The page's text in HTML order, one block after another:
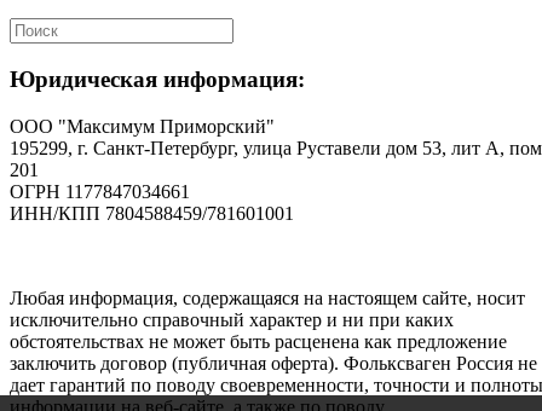
Юридическая информация:
ООО "Максимум Приморский"
195299, г. Санкт-Петербург, улица Руставели дом 53, лит А,
201
ОГРН 1177847034661
ИНН/КПП 7804588459/781601001
Любая информация, содержащаяся на настоящем сайте, носит
исключительно справочный характер и ни при каких
обстоятельствах не может быть расценена как предложение
заключить договор (публичная оферта). Фольксваген Россия не
дает гарантий по поводу своевременности, точности и полноты
информации на веб-сайте, а также по поводу